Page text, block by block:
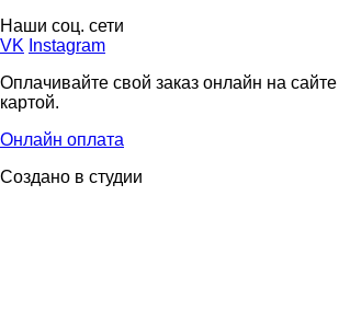
Наши соц. сети
VK Instagram
Оплачивайте свой заказ онлайн на
картой.
Онлайн оплата
Создано в студии